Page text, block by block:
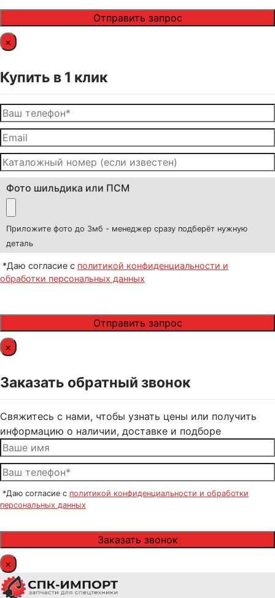
×
Купить в 1 клик
Фото шильдика или ПСМ
Приложите фото до 3мб - менеджер сразу подберёт нужную
деталь
*Даю согласие с политикой конфиденциальности и
обработки персональных данных
×
Заказать обратный звонок
Свяжитесь с нами, чтобы узнать цены или получить
информацию о наличии, доставке и подборе
*Даю согласие с политикой конфиденциальности и обработки
персональных данных
×